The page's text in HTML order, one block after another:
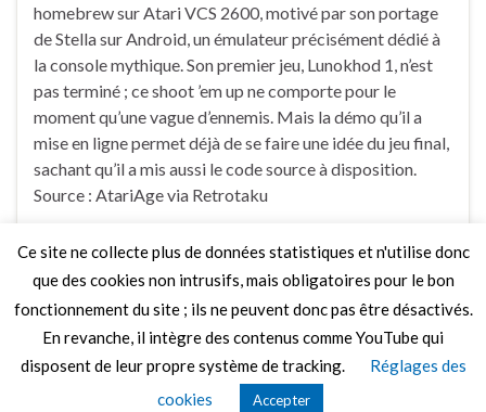
homebrew sur Atari VCS 2600, motivé par son portage
de Stella sur Android, un émulateur précisément dédié à
la console mythique. Son premier jeu, Lunokhod 1, n’est
pas terminé ; ce shoot ’em up ne comporte pour le
moment qu’une vague d’ennemis. Mais la démo qu’il a
mise en ligne permet déjà de se faire une idée du jeu final,
sachant qu’il a mis aussi le code source à disposition.
Source : AtariAge via Retrotaku
Faire un commentaire
Ce site ne collecte plus de données statistiques et n'utilise donc
que des cookies non intrusifs, mais obligatoires pour le bon
fonctionnement du site ; ils ne peuvent donc pas être désactivés.
En revanche, il intègre des contenus comme YouTube qui
disposent de leur propre système de tracking.
Réglages des
cookies
Accepter